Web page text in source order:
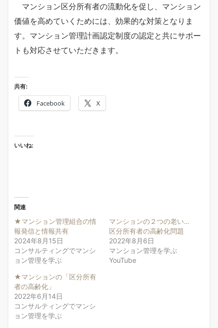
マンション区分所有者の流動化を促し、マンション
価値を高めていくためには、効果的な対策となりま
す。マンション管理計画認定制度の認定と共にサポー
トも対応させていただきます。
共有:
Facebook X
いいね:
関連
★マンション管理組合の情
報発信と情報共有
2024年8月15日
コンサルティングでマンシ
ョン管理を学ぶ
マンションの２つの老い…
区分所有者の高齢化問題
2022年8月6日
マンション管理を学ぶ
YouTube
★マンションの「区分所有
者の高齢化」
2022年6月14日
コンサルティングでマンシ
ョン管理を学ぶ